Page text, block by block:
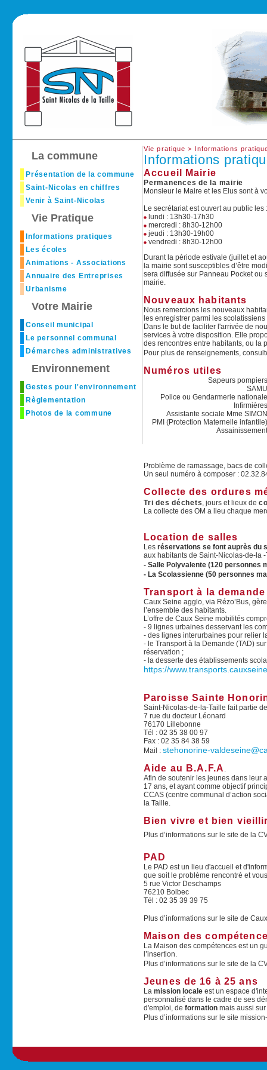
La commune
Présentation de la commune
Saint-Nicolas en chiffres
Venir à Saint-Nicolas
Vie Pratique
Informations pratiques
Les écoles
Animations - Associations
Annuaire des Entreprises
Urbanisme
Votre Mairie
Conseil municipal
Le personnel communal
Démarches administratives
Environnement
Gestes pour l'environnement
Règlementation
Photos de la commune
Vie pratique > Informations
Informations
Accueil Mairie
Permanences de la mairie
Monsieur le Maire et les Elus sont à
Le secrétariat est ouvert au public les :
lundi : 13h30-17h30
mercredi : 8h30-12h00
jeudi : 13h30-19h00
vendredi : 8h30-12h00
Durant la période estivale (juillet et
la mairie sont susceptibles d’être
sera diffusée sur Panneau Pocket ou
mairie.
Nouveaux habitants
Nous remercions les nouveaux
les enregistrer parmi les
Dans le but de faciliter l'arrivée de
services à votre disposition. Elle
des rencontres entre habitants, ou la
Pour plus de renseignements,
Numéros utiles
Sapeurs pompiers
SAMU
Police ou Gendarmerie nationale
Infirmières
Assistante sociale Mme SIMON
PMI (Protection Maternelle infantile)
Assainissement
Problème de ramassage, bacs de
Un seul numéro à composer :
Collecte des ordures
Tri des déchets, jours et lieux de
La collecte des OM a lieu chaque
Location de salles
Les réservations se font auprès du
aux habitants de Saint-Nicolas-de-la -
- Salle Polyvalente (120 personnes
- La Scolassienne (50 personnes
Transport à la demande
Caux Seine agglo, via Rézo’Bus,
l’ensemble des habitants.
L’offre de Caux Seine mobilités
- 9 lignes urbaines desservant les
- des lignes interurbaines pour relier
- le Transport à la Demande (TAD)
réservation ;
- la desserte des établissements
https://
Paroisse Sainte
Saint-Nicolas-de-la-Taille fait partie
7 rue du docteur Léonard
76170 Lillebonne
Tél : 02 35 38 00 97
Fax : 02 35 84 38 59
Mail : stehonorine-
Aide au B.A.F.A .
Afin de soutenir les jeunes dans leur
17 ans, et ayant comme objectif
CCAS (centre communal d’action
la Taille.
Bien vivre et bien
Plus d’informations sur le site de la
PAD
Le PAD est un lieu d'accueil et
que soit le problème rencontré et
5 rue Victor Deschamps
76210 Bolbec
Tél : 02 35 39 39 75
Plus d’informations sur le site de
Maison des
La Maison des compétences est un
l’insertion.
Plus d’informations sur le site de la
Jeunes de 16 à 25 ans
La mission locale est un espace
personnalisé dans le cadre de ses
d'emploi, de formation mais aussi
Plus d’informations sur le site